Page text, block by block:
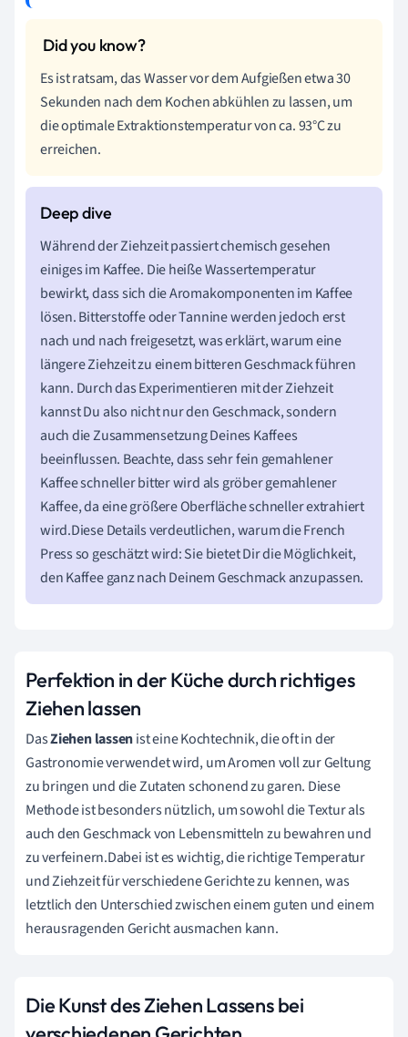
Es ist ratsam, das Wasser vor dem Aufgießen etwa 30
Sekunden nach dem Kochen abkühlen zu lassen, um
die optimale Extraktionstemperatur von ca. 93°C zu
erreichen.
Während der Ziehzeit passiert chemisch gesehen
einiges im Kaffee. Die heiße Wassertemperatur
bewirkt, dass sich die Aromakomponenten im Kaffee
lösen. Bitterstoffe oder Tannine werden jedoch erst
nach und nach freigesetzt, was erklärt, warum eine
längere Ziehzeit zu einem bitteren Geschmack führen
kann. Durch das Experimentieren mit der Ziehzeit
kannst Du also nicht nur den Geschmack, sondern
auch die Zusammensetzung Deines Kaffees
beeinflussen. Beachte, dass sehr fein gemahlener
Kaffee schneller bitter wird als gröber gemahlener
Kaffee, da eine größere Oberfläche schneller extrahiert
wird.Diese Details verdeutlichen, warum die French
Press so geschätzt wird: Sie bietet Dir die Möglichkeit,
den Kaffee ganz nach Deinem Geschmack anzupassen.
Perfektion in der Küche durch richtiges
Ziehen lassen
DasZiehen lassenist eine Kochtechnik, die oft in der
Gastronomie verwendet wird, um Aromen voll zur Geltung
zu bringen und die Zutaten schonend zu garen. Diese
Methode ist besonders nützlich, um sowohl die Textur als
auch den Geschmack von Lebensmitteln zu bewahren und
zu verfeinern.Dabei ist es wichtig, die richtige Temperatur
und Ziehzeit für verschiedene Gerichte zu kennen, was
letztlich den Unterschied zwischen einem guten und einem
herausragenden Gericht ausmachen kann.
Die Kunst des Ziehen Lassens bei